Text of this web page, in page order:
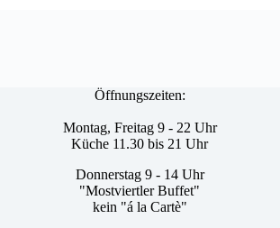
Öffnungszeiten:
Montag, Freitag 9 - 22 Uhr
Küche 11.30 bis 21 Uhr
Donnerstag 9 - 14 Uhr
"Mostviertler Buffet"
kein "á la Cartè"